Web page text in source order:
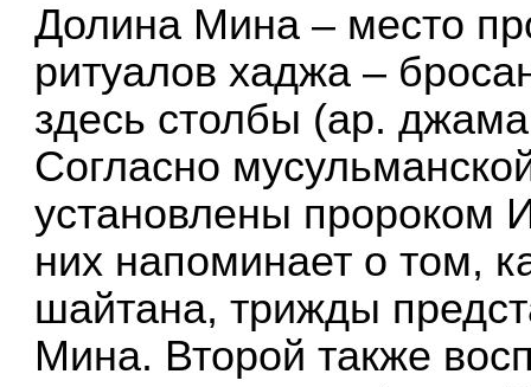
Долина Мина – место
ритуалов хаджа –
здесь столбы (ар.
Согласно
установлены пророком
них напоминает о том,
шайтана, трижды
Мина. Второй также